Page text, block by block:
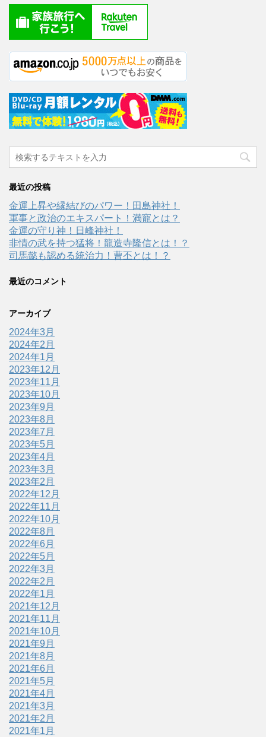
最近の投稿
金運上昇や縁結びのパワー！田島神社！
軍事と政治のエキスパート！満寵とは？
金運の守り神！日峰神社！
非情の武を持つ猛将！龍造寺隆信とは！？
司馬懿も認める統治力！曹丕とは！？
最近のコメント
アーカイブ
2024年3月
2024年2月
2024年1月
2023年12月
2023年11月
2023年10月
2023年9月
2023年8月
2023年7月
2023年5月
2023年4月
2023年3月
2023年2月
2022年12月
2022年11月
2022年10月
2022年8月
2022年6月
2022年5月
2022年3月
2022年2月
2022年1月
2021年12月
2021年11月
2021年10月
2021年9月
2021年8月
2021年6月
2021年5月
2021年4月
2021年3月
2021年2月
2021年1月